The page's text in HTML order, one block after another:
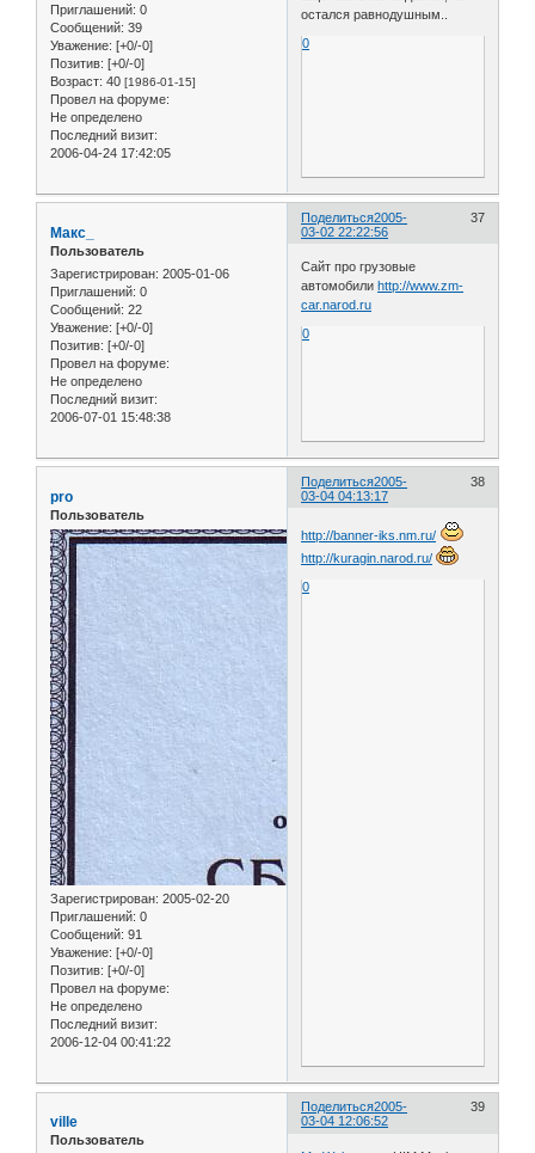
Приглашений: 0
Сообщений: 39
Уважение: [+0/-0]
Позитив: [+0/-0]
Возраст: 40 [1986-01-15]
Провел на форуме:
Не определено
Последний визит:
2006-04-24 17:42:05
остался равнодушным..
0
Поделиться 37
2005-
03-02 22:22:56
Макс_
Пользователь
Зарегистрирован: 2005-01-06
Приглашений: 0
Сообщений: 22
Уважение: [+0/-0]
Позитив: [+0/-0]
Провел на форуме:
Не определено
Последний визит:
2006-07-01 15:48:38
Сайт про грузовые
автомобилиhttp://www.zm-
car.narod.ru
0
Поделиться 38
2005-
03-04 04:13:17
pro
Пользователь
Зарегистрирован: 2005-02-20
Приглашений: 0
Сообщений: 91
Уважение: [+0/-0]
Позитив: [+0/-0]
Провел на форуме:
Не определено
Последний визит:
2006-12-04 00:41:22
http://banner-iks.nm.ru/
http://kuragin.narod.ru/
0
Поделиться 39
2005-
03-04 12:06:52
ville
Пользователь